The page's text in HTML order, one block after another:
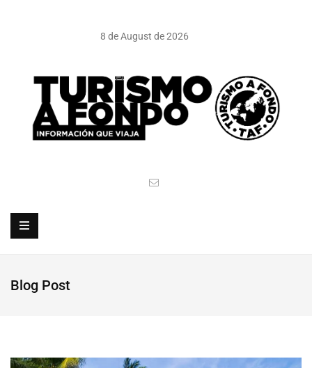
8 de August de 2026
Blog Post